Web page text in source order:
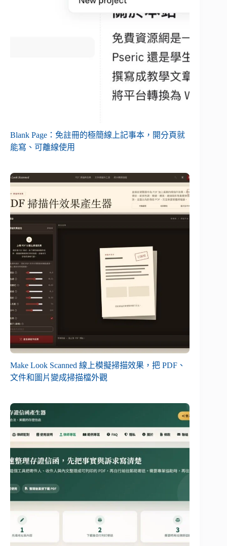
Blank Page：免註冊的極簡線上記事本，開分頁就
能寫、可離線使用
Make Look Scanned 線上模擬掃描效果，把 PDF、
文件和圖片變成掃描檔外觀